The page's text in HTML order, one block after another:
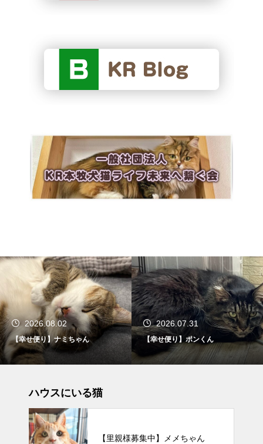
2026.08.02
【幸せ便り】ナミちゃん
2026.07.31
【幸せ便り】ポンくん
ハウスにいる猫
【里親様募集中】メメちゃん